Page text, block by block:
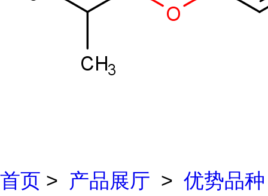
首页 > 产品展厅 > 优势品种